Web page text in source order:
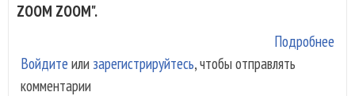
ZOOM ZOOM".
Подробнее
Войдите или зарегистрируйтесь, чтобы отправлять
комментарии